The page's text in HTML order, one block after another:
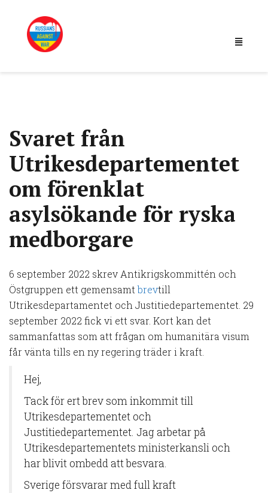
Svaret från
Utrikesdepartementet
om förenklat
asylsökande för ryska
medborgare
6 september 2022 skrev Antikrigskommittén och
Östgruppen ett gemensamtbrevㅤtill
Utrikesdepartamentet och Justitiedepartementet. 29
september 2022 fick vi ett svar. Kort kan det
sammanfattas som att frågan om humanitära visum
får vänta tills en ny regering träder i kraft.
Hej,
Tack för ert brev som inkommit till
Utrikesdepartementet och
Justitiedepartementet. Jag arbetar på
Utrikesdepartementets ministerkansli och
har blivit ombedd att besvara.
Sverige försvarar med full kraft